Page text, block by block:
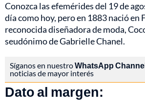
Conozca las efemérides del 19 de
día como hoy, pero en 1883 nació en
reconocida diseñadora de moda,
seudónimo de Gabrielle Chanel.
Síganos en nuestroWhatsApp
noticias de mayor interés
Dato al margen: